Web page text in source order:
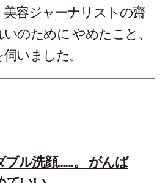
容ジャーナリストの齋
のために やめたこと、
いました。
ル洗顔......。 がんば